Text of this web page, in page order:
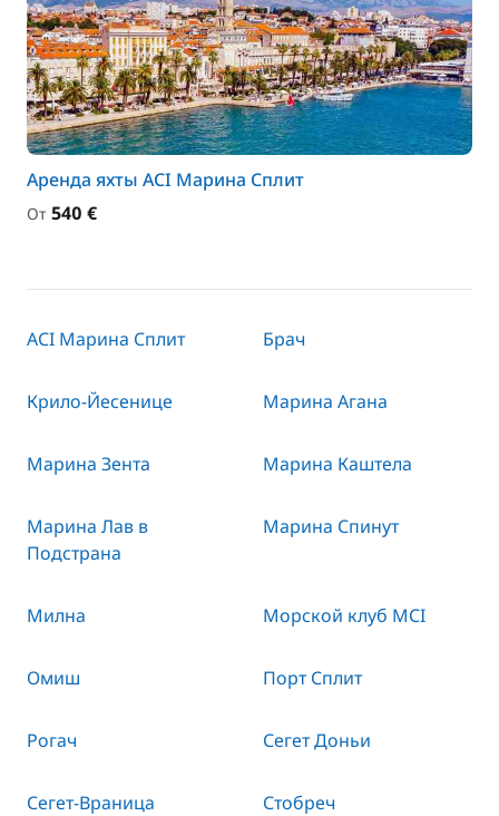
Аренда яхты ACI Марина Сплит
От 540 €
ACI Марина Сплит Брач
Крило-Йесенице Марина Агана
Марина Зента Марина Каштела
Марина Лав в
Подстрана
Марина Спинут
Милна Морской клуб MCI
Омиш Порт Сплит
Рогач Сегет Доньи
Сегет-Враница Стобреч